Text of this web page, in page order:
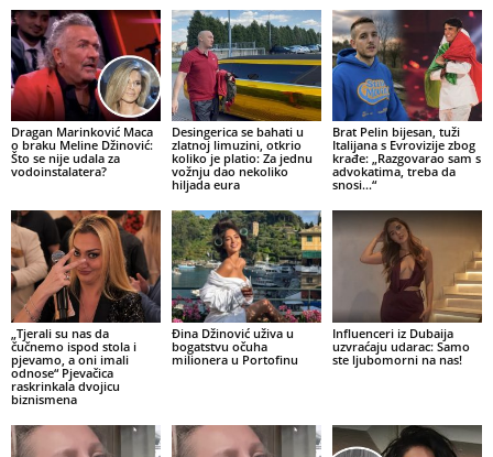
Dragan Marinković Maca
o braku Meline Džinović:
Što se nije udala za
vodoinstalatera?
Desingerica se bahati u
zlatnoj limuzini, otkrio
koliko je platio: Za jednu
vožnju dao nekoliko
hiljada eura
Brat Pelin bijesan, tuži
Italijana s Evrovizije zbog
krađe: „Razgovarao sam s
advokatima, treba da
snosi…“
„Tjerali su nas da
čučnemo ispod stola i
pjevamo, a oni imali
odnose“ Pjevačica
raskrinkala dvojicu
biznismena
Đina Džinović uživa u
bogatstvu očuha
milionera u Portofinu
Influenceri iz Dubaija
uzvraćaju udarac: Samo
ste ljubomorni na nas!